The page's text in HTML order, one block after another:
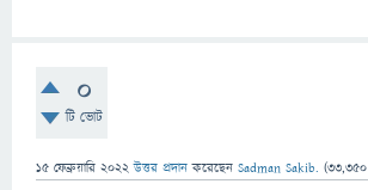
0
টি ভোট
15 ফেব্রুয়ারি 2022 উত্তর প্রদান করেছেন Sadman Sakib. (33,350